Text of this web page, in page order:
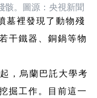
骸。圖源：央視新聞
墓裡發現了動物殘
干鐵器、銅鍋等物
，烏蘭巴託大學考
掘工作。目前這一